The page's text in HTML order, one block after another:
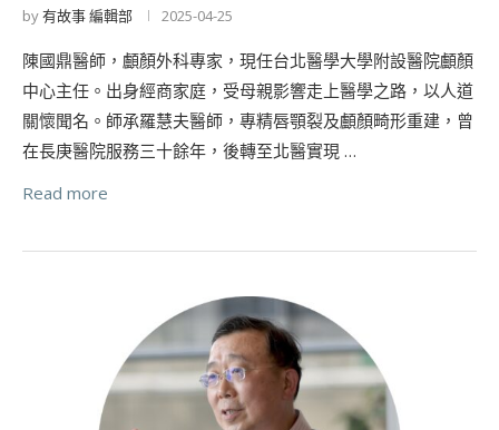
by有故事 編輯部 2025-04-25
陳國鼎醫師，顱顏外科專家，現任台北醫學大學附設醫院顱顏
中心主任。出身經商家庭，受母親影響走上醫學之路，以人道
關懷聞名。師承羅慧夫醫師，專精唇顎裂及顱顏畸形重建，曾
在長庚醫院服務三十餘年，後轉至北醫實現 …
Read more